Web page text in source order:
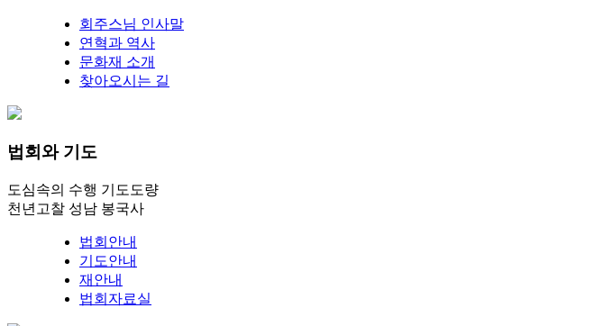
회주스님 인사말
연혁과 역사
문화재 소개
찾아오시는 길
법회와 기도
도심속의 수행 기도도량
천년고찰 성남 봉국사
법회안내
기도안내
재안내
법회자료실